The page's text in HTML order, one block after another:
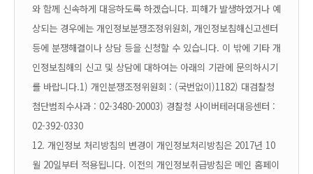
와 함께 신속하게 대응하도록 하겠습니다. 피해가 발생하였거나 예
상되는 경우에는 개인정보분쟁조정위원회, 개인정보침해신고센터
등에 분쟁해결이나 상담 등을 신청할 수 있습니다. 이 밖에 기타 개
인정보침해의 신고 및 상담에 대하여는 아래의 기관에 문의하시기
를 바랍니다.1) 개인분쟁조정위원회 : (국번없이)1182) 대검찰청
첨단범죄수사과 : 02-3480-20003) 경찰청 사이버테러대응센터 :
02-392-0330
12. 개인정보 처리방침의 변경이 개인정보처리방침은 2017년 10
월 20일부터 적용됩니다. 이전의 개인정보취급방침은 메인 홈페이